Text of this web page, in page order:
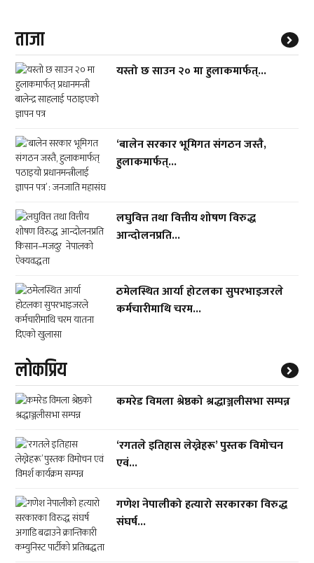
ताजा
यस्तो छ साउन २० मा हुलाकमार्फत्...
‘बालेन सरकार भूमिगत संगठन जस्तै,
हुलाकमार्फत्...
लघुवित्त तथा वित्तीय शोषण विरुद्ध
आन्दोलनप्रति...
ठमेलस्थित आर्या होटलका सुपरभाइजरले
कर्मचारीमाथि चरम...
लाेकप्रिय
कमरेड विमला श्रेष्ठको श्रद्धाञ्जलीसभा सम्पन्न
‘रगतले इतिहास लेख्नेहरू’ पुस्तक विमोचन
एवं...
गणेश नेपालीको हत्यारो सरकारका विरुद्ध
संघर्ष...